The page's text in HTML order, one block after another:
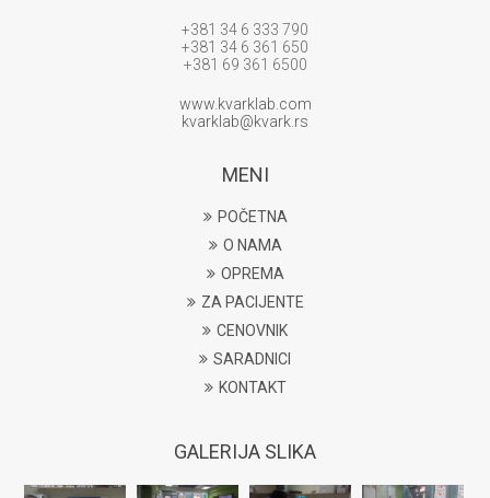
+381 34 6 333 790
+381 34 6 361 650
+381 69 361 6500
www.kvarklab.com
kvarklab@kvark.rs
MENI
POČETNA
O NAMA
OPREMA
ZA PACIJENTE
CENOVNIK
SARADNICI
KONTAKT
GALERIJA SLIKA